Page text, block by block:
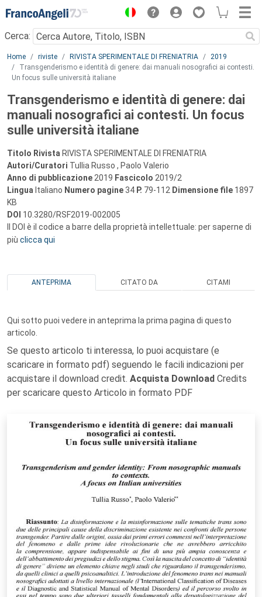
Menu
Cerca:
Main content
Home riviste RIVISTA SPERIMENTALE DI FRENIATRIA
2019
Transgenderismo e identità di genere: dai manuali nosografici ai contesti.
Un focus sulle università italiane
Transgenderismo e identità di genere: dai
manuali nosografici ai contesti. Un focus
sulle università italiane
Titolo Rivista RIVISTA SPERIMENTALE DI FRENIATRIA
Autori/Curatori Tullia Russo , Paolo Valerio
Anno di pubblicazione 2019 Fascicolo 2019/2
Lingua Italiano Numero pagine 34 P. 79-112 Dimensione file 1897
KB
DOI 10.3280/RSF2019-002005
Il DOI è il codice a barre della proprietà intellettuale: per saperne di
più clicca qui
ANTEPRIMA CITATO DA CITAMI
Qui sotto puoi vedere in anteprima la prima pagina di questo
articolo.
Se questo articolo ti interessa, lo puoi acquistare (e
scaricare in formato pdf) seguendo le facili indicazioni per
acquistare il download credit. Acquista Download Credits
per scaricare questo Articolo in formato PDF